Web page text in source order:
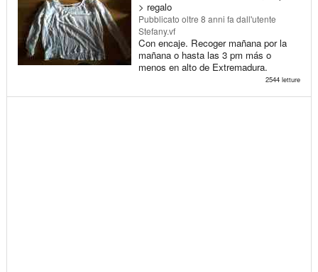
> regalo
Pubblicato oltre 8 anni fa dall'utente
Stefany.vf
Con encaje. Recoger mañana por la
mañana o hasta las 3 pm más o
menos en alto de Extremadura.
2544 letture